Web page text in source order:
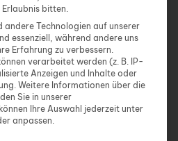
Dein Abenteuer wartet.“
Montag von Erfolg und
zur gesamten Woche –
bitten.
andere Technologien auf unserer
essenziell, während andere uns
Erfahrung zu verbessern.
verarbeitet werden (z. B. IP-
Anzeigen und Inhalte oder
Weitere Informationen über die
Sie in unserer
Ihre Auswahl jederzeit unter
anpassen.
Service-Gruppen, für die eine